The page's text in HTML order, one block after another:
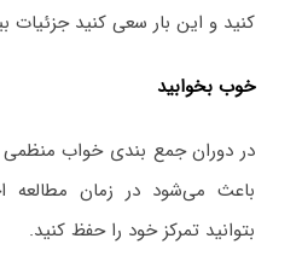
کنید و این بار سعی کنید جزئیات
خوب بخوابید
در دوران جمع بندی خواب
باعث می‌شود در زمان
بتوانید تمرکز خود را حفظ کنید.